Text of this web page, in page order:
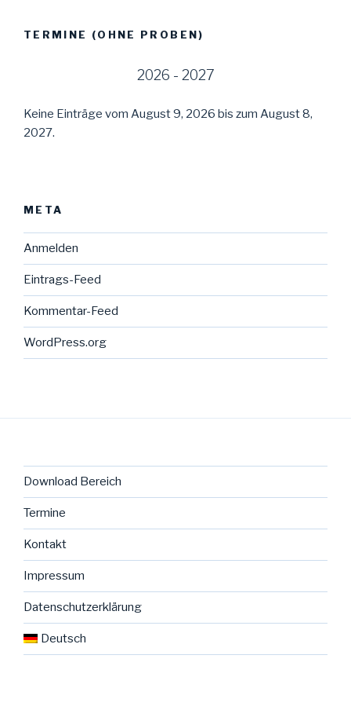
TERMINE (OHNE PROBEN)
2026 - 2027
Keine Einträge vom August 9, 2026 bis zum August 8,
2027.
META
Anmelden
Eintrags-Feed
Kommentar-Feed
WordPress.org
Download Bereich
Termine
Kontakt
Impressum
Datenschutzerklärung
Deutsch